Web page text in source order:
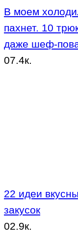
В моем
пахнет. 10
даже шеф-
07.4к.
22 идеи
закусок
02.9к.